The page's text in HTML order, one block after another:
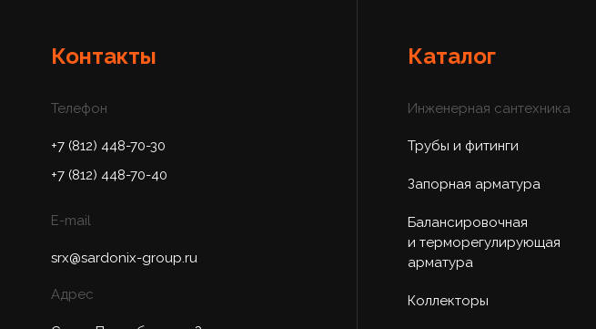
Контакты
Телефон
+7 (812) 448-70-30
+7 (812) 448-70-40
E-mail
srx@sardonix-group.ru
Адрес
Каталог
Инженерная сантехника
Трубы и фитинги
Запорная арматура
Балансировочная
и терморегулирующая
арматура
Коллекторы